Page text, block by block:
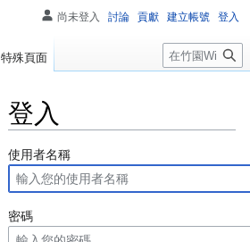
登入
跳
至
導
覽
跳
至
搜
尋
使用者名稱
密碼
尚未登入 討論 貢獻 建立帳號 登入
特殊頁面
搜